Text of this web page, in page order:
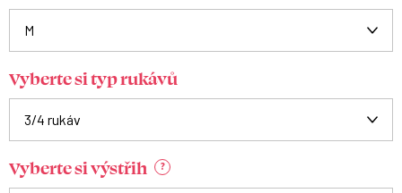
Vyberte si typ rukávů
Vyberte si výstřih ?